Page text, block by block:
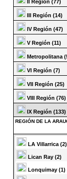
II Región (77)
III Región (14)
IV Región (47)
V Región (11)
Metropolitana
VI Región (7)
VII Región (25)
VIII Región (76)
IX Región (133)
REGIÓN DE LA
LA Villarrica (2)
Lican Ray (2)
Lonquimay (1)